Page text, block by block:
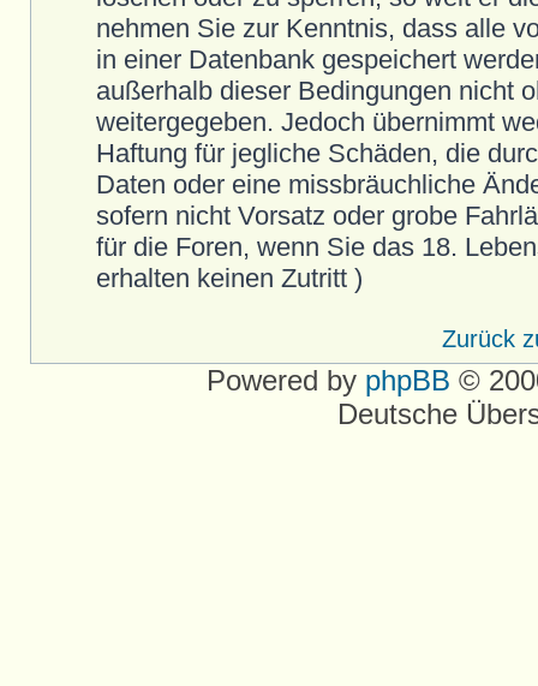
nehmen Sie zur Kenntnis, dass alle
in einer Datenbank gespeichert
außerhalb dieser Bedingungen nicht
weitergegeben. Jedoch übernimmt
Haftung für jegliche Schäden, die
Daten oder eine missbräuchliche
sofern nicht Vorsatz oder grobe
für die Foren, wenn Sie das 18.
erhalten keinen Zutritt )
Zurück
Powered by phpBB ©
Deutsche